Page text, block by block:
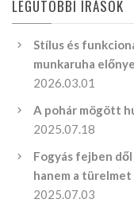
LEGUTÓBBI ÍRÁSOK
Stílus és
munkaruha
2026.03.01
A pohár mögött
2025.07.18
Fogyás fejben
hanem a türelmet
2025.07.03